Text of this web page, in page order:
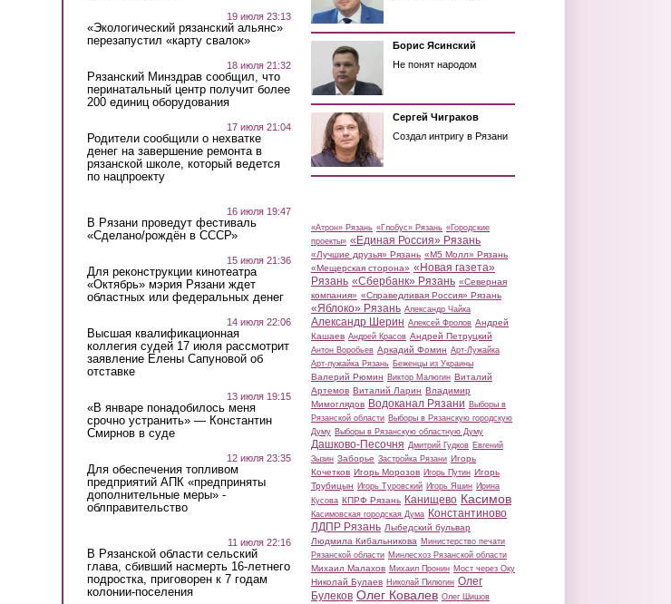
19 июля 23:13
«Экологический рязанский альянс»
перезапустил «карту свалок»
18 июля 21:32
Рязанский Минздрав сообщил, что
перинатальный центр получит более
200 единиц оборудования
17 июля 21:04
Родители сообщили о нехватке
денег на завершение ремонта в
рязанской школе, который ведется
по нацпроекту
16 июля 19:47
В Рязани проведут фестиваль
«Сделано/рождён в СССР»
15 июля 21:36
Для реконструкции кинотеатра
«Октябрь» мэрия Рязани ждет
областных или федеральных денег
14 июля 22:06
Высшая квалификационная
коллегия судей 17 июля рассмотрит
заявление Елены Сапуновой об
отставке
13 июля 19:15
«В январе понадобилось меня
срочно устранить» — Константин
Смирнов в суде
12 июля 23:35
Для обеспечения топливом
предприятий АПК «предприняты
дополнительные меры» -
облправительство
11 июля 22:16
В Рязанской области сельский
глава, сбивший насмерть 16-летнего
подростка, приговорен к 7 годам
колонии-поселения
Борис Ясинский
Не понят народом
Сергей Чиграков
Создал интригу в Рязани
«Атрон» Рязань «Глобус» Рязань «Городские
проекты» «Единая Россия» Рязань
«Лучшие друзья» Рязань «М5 Молл» Рязань
«Мещерская сторона» «Новая газета»
Рязань «Сбербанк» Рязань «Северная
компания» «Справедливая Россия» Рязань
«Яблоко» Рязань Александр Чайка
Александр Шерин Алексей Фролов Андрей
Кашаев Андрей Красов Андрей Петруцкий
Антон Воробьев Аркадий Фомин Арт-Лужайка
Арт-лужайка Рязань Беженцы из Украины
Валерий Рюмин Виктор Малюгин Виталий
Артемов Виталий Ларин Владимир
Мимоглядов Водоканал Рязани Выборы в
Рязанской области Выборы в Рязанскую городскую
Думу Выборы в Рязанскую областную Думу
Дашково-Песочня Дмитрий Гудков Евгений
Зызин Заборье Застройка Рязани Игорь
Кочетков Игорь Морозов Игорь Путин Игорь
Трубицын Игорь Туровский Игорь Яшин Ирина
Кусова КПРФ Рязань Канищево Касимов
Касимовская городская Дума Константиново
ЛДПР Рязань Лыбедский бульвар
Людмила Кибальникова Министерство печати
Рязанской области Минлесхоз Рязанской области
Михаил Малахов Михаил Пронин Мост через Оку
Николай Булаев Николай Пилюгин Олег
Булеков Олег Ковалев Олег Шишов